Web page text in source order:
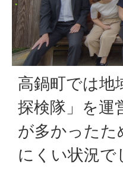
高鍋町では地
探検隊」を運
が多かったた
にくい状況で